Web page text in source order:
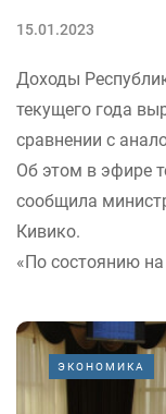
15.01.2023
Доходы
текущего года
сравнении с
Об этом в эфире
сообщила
Кивико.
«По состоянию
ЭКОНОМИКА